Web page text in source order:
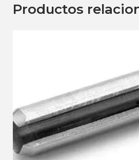
Productos